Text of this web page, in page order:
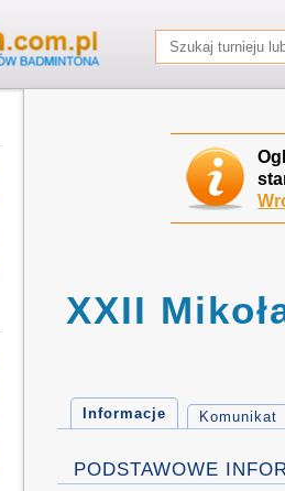
XXII
Informacje Komunikat
PODSTAWOWE